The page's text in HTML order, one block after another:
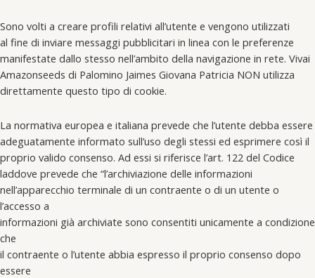
Sono volti a creare profili relativi all’utente e vengono utilizzati
al fine di inviare messaggi pubblicitari in linea con le preferenze
manifestate dallo stesso nell’ambito della navigazione in rete. Vivai
Amazonseeds di Palomino Jaimes Giovana Patricia NON utilizza
direttamente questo tipo di cookie.
La normativa europea e italiana prevede che l’utente debba essere
adeguatamente informato sull’uso degli stessi ed esprimere così il
proprio valido consenso. Ad essi si riferisce l’art. 122 del Codice
laddove prevede che “l’archiviazione delle informazioni
nell’apparecchio terminale di un contraente o di un utente o
l’accesso a
informazioni già archiviate sono consentiti unicamente a condizione
che
il contraente o l’utente abbia espresso il proprio consenso dopo
essere